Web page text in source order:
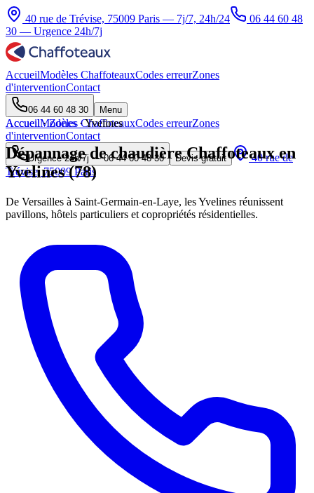
40 rue de Trévise, 75009 Paris — 7j/7, 24h/24
06 44 60 48
30 — Urgence 24h/7j
AccueilModèles ChaffoteauxCodes erreurZones
d'interventionContact
06 44 60 48 30 Menu
AccueilModèles ChaffoteauxCodes erreurZones
d'interventionContact
Urgence 24h/7j —06 44 60 48 30 Devis gratuit
40 rue de
Trévise, 75009 Paris
Accueil·Zones·Yvelines
Dépannage de chaudière Chaffoteaux en
Yvelines (78)
De Versailles à Saint-Germain-en-Laye, les Yvelines réunissent
pavillons, hôtels particuliers et copropriétés résidentielles.